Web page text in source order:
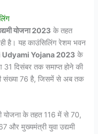
योजना 2023 के तहत
है। यह काउंसिलिंग रेशम भवन
Yojana 2023 के
दिसंबर तक समाप्त होने की
संख्या 76 है, जिसमें से अब तक
योजना के तहत 116 में से 70,
और मुख्यमंत्री युवा उद्यमी